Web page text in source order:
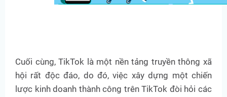
Cuối cùng, TikTok là một nền tảng truyền thông xã
hội rất độc đáo, do đó, việc xây dựng một chiến
lược kinh doanh thành công trên TikTok đòi hỏi các